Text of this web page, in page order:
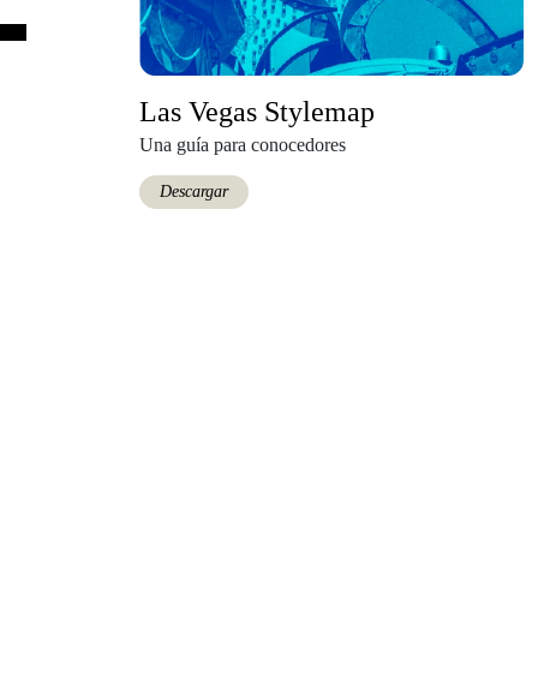
Las Vegas Stylemap
Una guía para conocedores
Descargar